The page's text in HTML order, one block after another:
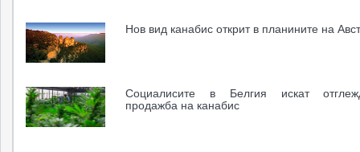
Нов вид канабис открит в планините на
Социалисите в Белгия искат
продажба на канабис